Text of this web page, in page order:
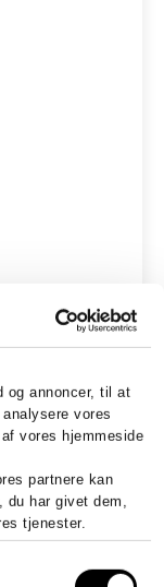
og annoncer, til at
vores
vores hjemmeside
partnere kan
har givet dem,
tjenester.